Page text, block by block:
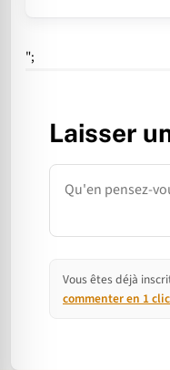
";
Laisser
Commentaire
Vous êtes déjà
commenter en 1 clic